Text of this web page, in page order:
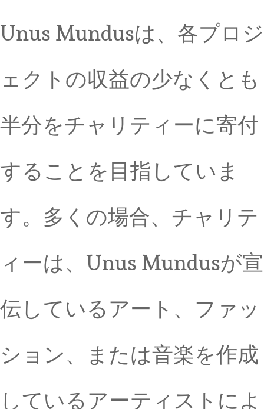
Unus Mundusは、各プロジ
ェクトの収益の少なくとも
半分をチャリティーに寄付
することを目指していま
す。多くの場合、チャリテ
ィーは、Unus Mundusが宣
伝しているアート、ファッ
ション、または音楽を作成
しているアーティストによ